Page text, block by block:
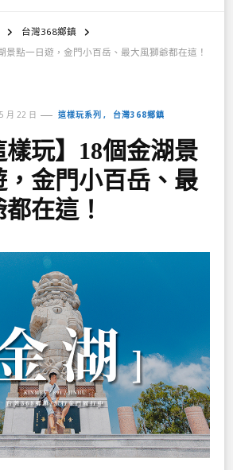
台灣368鄉鎮
景點一日遊，金門小百岳、最大風獅爺都在這！
月 22 日 這樣玩系列 台灣368鄉鎮
樣玩】18個金湖景
，金門小百岳、最
在這！